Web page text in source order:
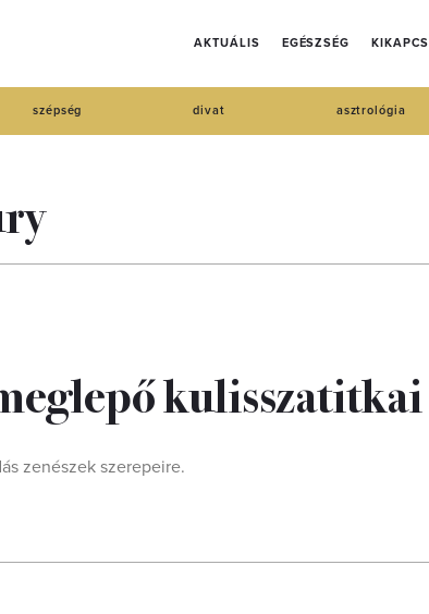
AKTUÁLIS EGÉSZSÉG KIKAPCS
szépség divat asztrológia
kulisszatitkai
zenészek szerepeire.